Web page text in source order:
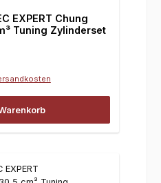
EXPERT Chung
Tuning Zylinderset